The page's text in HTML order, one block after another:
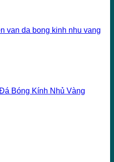
Bóng Kính Nhủ Vàng